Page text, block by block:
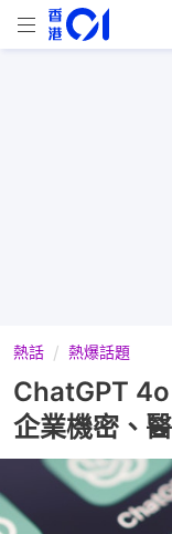
熱話 熱爆話題
ChatGPT 4o
企業機密、